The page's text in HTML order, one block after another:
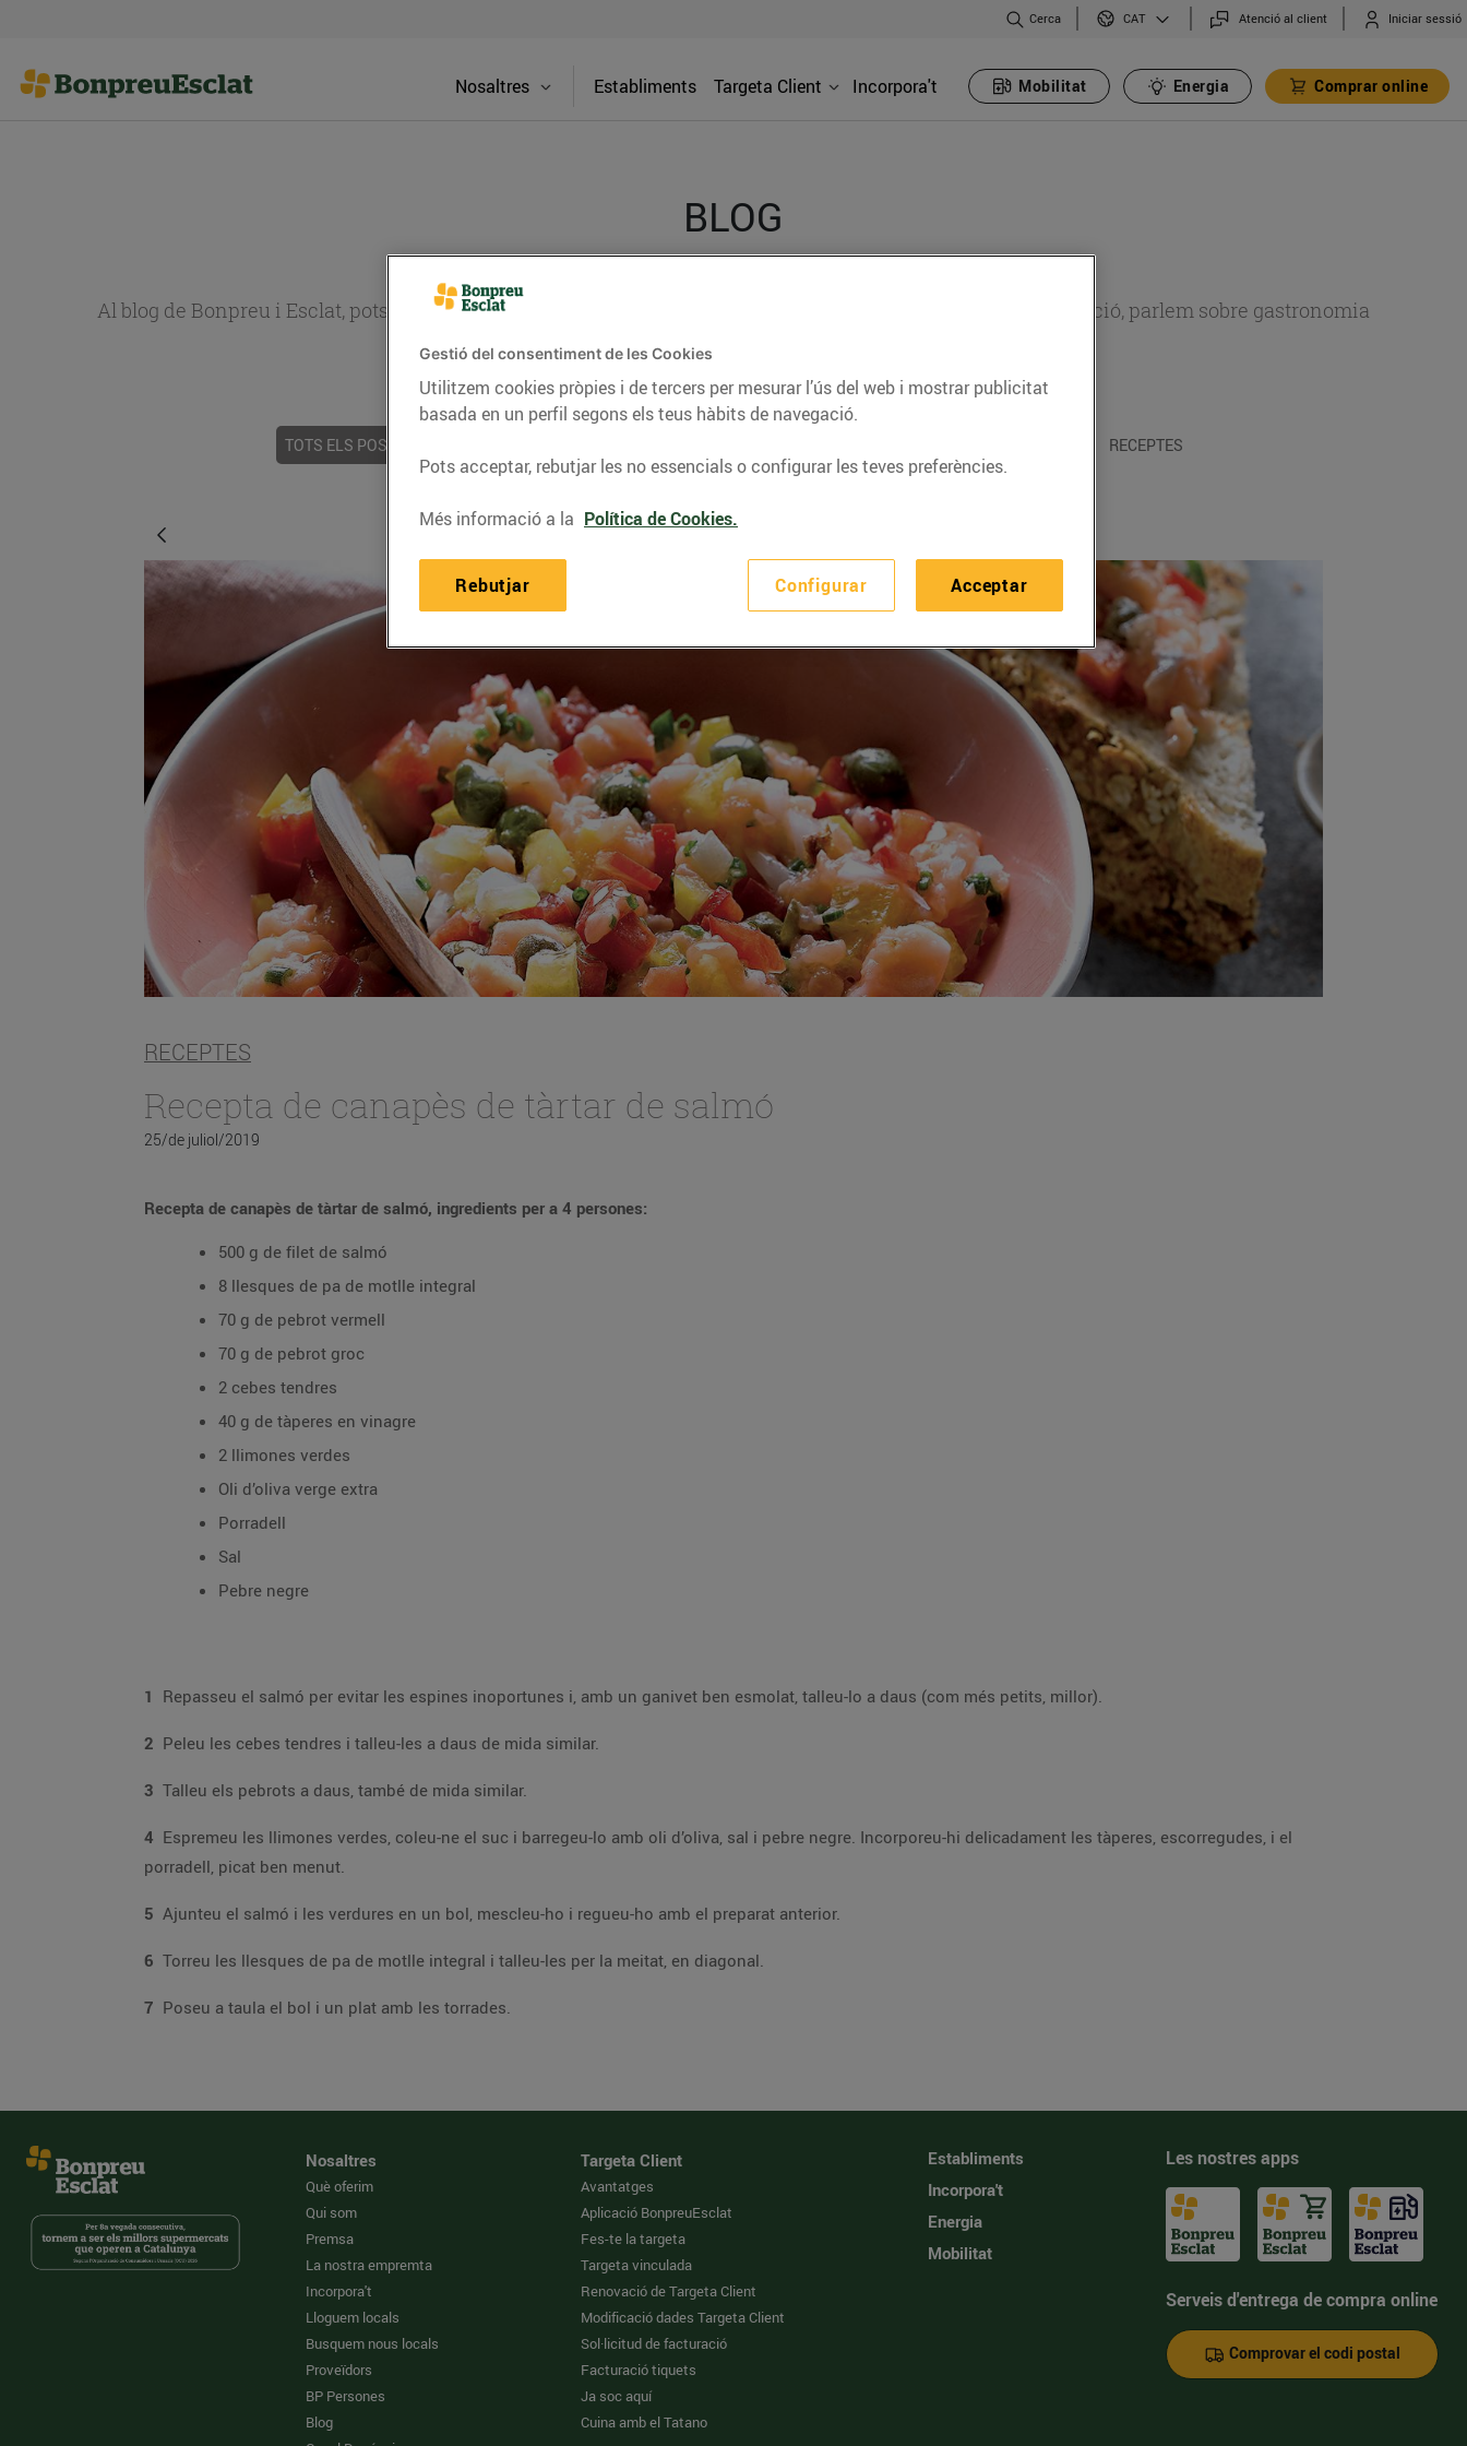
Cerca CAT Atenció al client Iniciar sessió
Nosaltres Establiments Targeta Client Incorpora't Mobilitat Energia Comprar online
BLOG
Al blog de Bonpreu i Esclat, pots trobar receptes, consells nutricionals, informació d’actualitat sobre alimentació, parlem sobre gastronomia
del nostre territori i molts altres temes.
TOTS ELS POSTS RECEPTES
RECEPTES
Recepta de canapès de tàrtar de salmó
25/de juliol/2019
Recepta de canapès de tàrtar de salmó, ingredients per a 4 persones:
500 g de filet de salmó
8 llesques de pa de motlle integral
70 g de pebrot vermell
70 g de pebrot groc
2 cebes tendres
40 g de tàperes en vinagre
2 llimones verdes
Oli d’oliva verge extra
Porradell
Sal
Pebre negre
1 Repasseu el salmó per evitar les espines inoportunes i, amb un ganivet ben esmolat, talleu-lo a daus (com més petits, millor).
2 Peleu les cebes tendres i talleu-les a daus de mida similar.
3 Talleu els pebrots a daus, també de mida similar.
4 Espremeu les llimones verdes, coleu-ne el suc i barregeu-lo amb oli d’oliva, sal i pebre negre. Incorporeu-hi delicadament les tàperes, escorregudes, i el
porradell, picat ben menut.
5 Ajunteu el salmó i les verdures en un bol, mescleu-ho i regueu-ho amb el preparat anterior.
6 Torreu les llesques de pa de motlle integral i talleu-les per la meitat, en diagonal.
7 Poseu a taula el bol i un plat amb les torrades.
Nosaltres
Què oferim
Qui som
Premsa
La nostra empremta
Incorpora't
Lloguem locals
Busquem nous locals
Proveïdors
BP Persones
Blog
Targeta Client
Avantatges
Aplicació BonpreuEsclat
Fes-te la targeta
Targeta vinculada
Renovació de Targeta Client
Modificació dades Targeta Client
Sol·licitud de facturació
Facturació tiquets
Ja soc aquí
Cuina amb el Tatano
Establiments
Incorpora't
Energia
Mobilitat
Les nostres apps
Serveis d'entrega de compra online
Comprovar el codi postal
Gestió del consentiment de les Cookies
Utilitzem cookies pròpies i de tercers per mesurar l’ús del web i mostrar publicitat
basada en un perfil segons els teus hàbits de navegació.
Pots acceptar, rebutjar les no essencials o configurar les teves preferències.
Més informació a la Política de Cookies.
Configurar
Rebutjar Acceptar